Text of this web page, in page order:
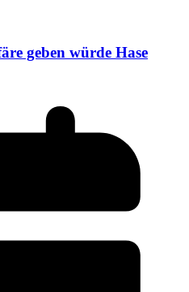
geben würde Hase